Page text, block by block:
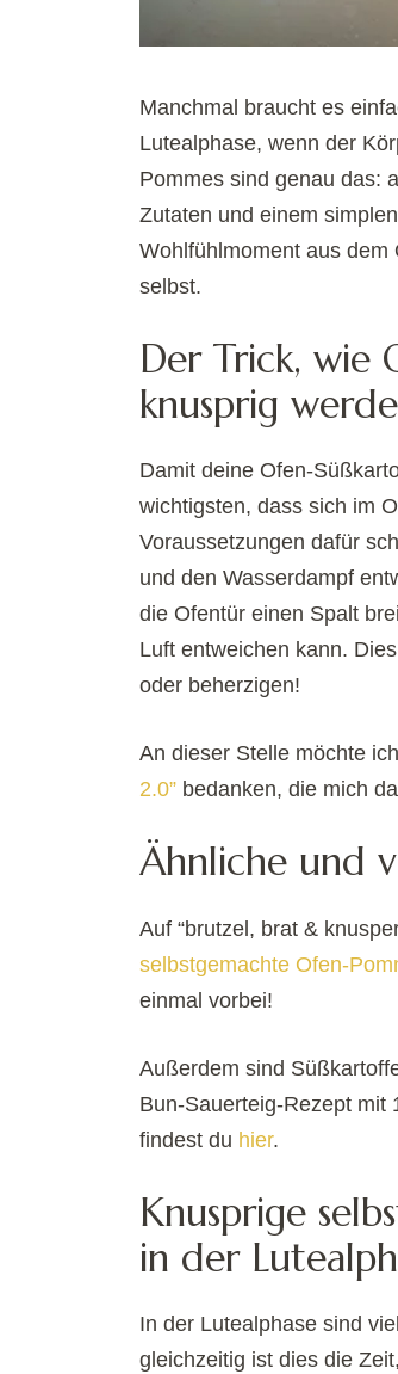
Manchmal braucht es
Lutealphase, wenn der
Pommes sind genau das:
Zutaten und einem
Wohlfühlmoment aus dem
selbst.
Der Trick, wie
knusprig
Damit deine Ofen-
wichtigsten, dass sich im
Voraussetzungen dafür
und den Wasserdampf
die Ofentür einen Spalt
Luft entweichen kann.
oder beherzigen!
An dieser Stelle möchte
2.0” bedanken, die mich
Ähnliche und
Auf “brutzel, brat &
selbstgemachte Ofen-
einmal vorbei!
Außerdem sind
Bun-Sauerteig-Rezept mit
findest du hier.
Knusprige
in der
In der Lutealphase sind
gleichzeitig ist dies die